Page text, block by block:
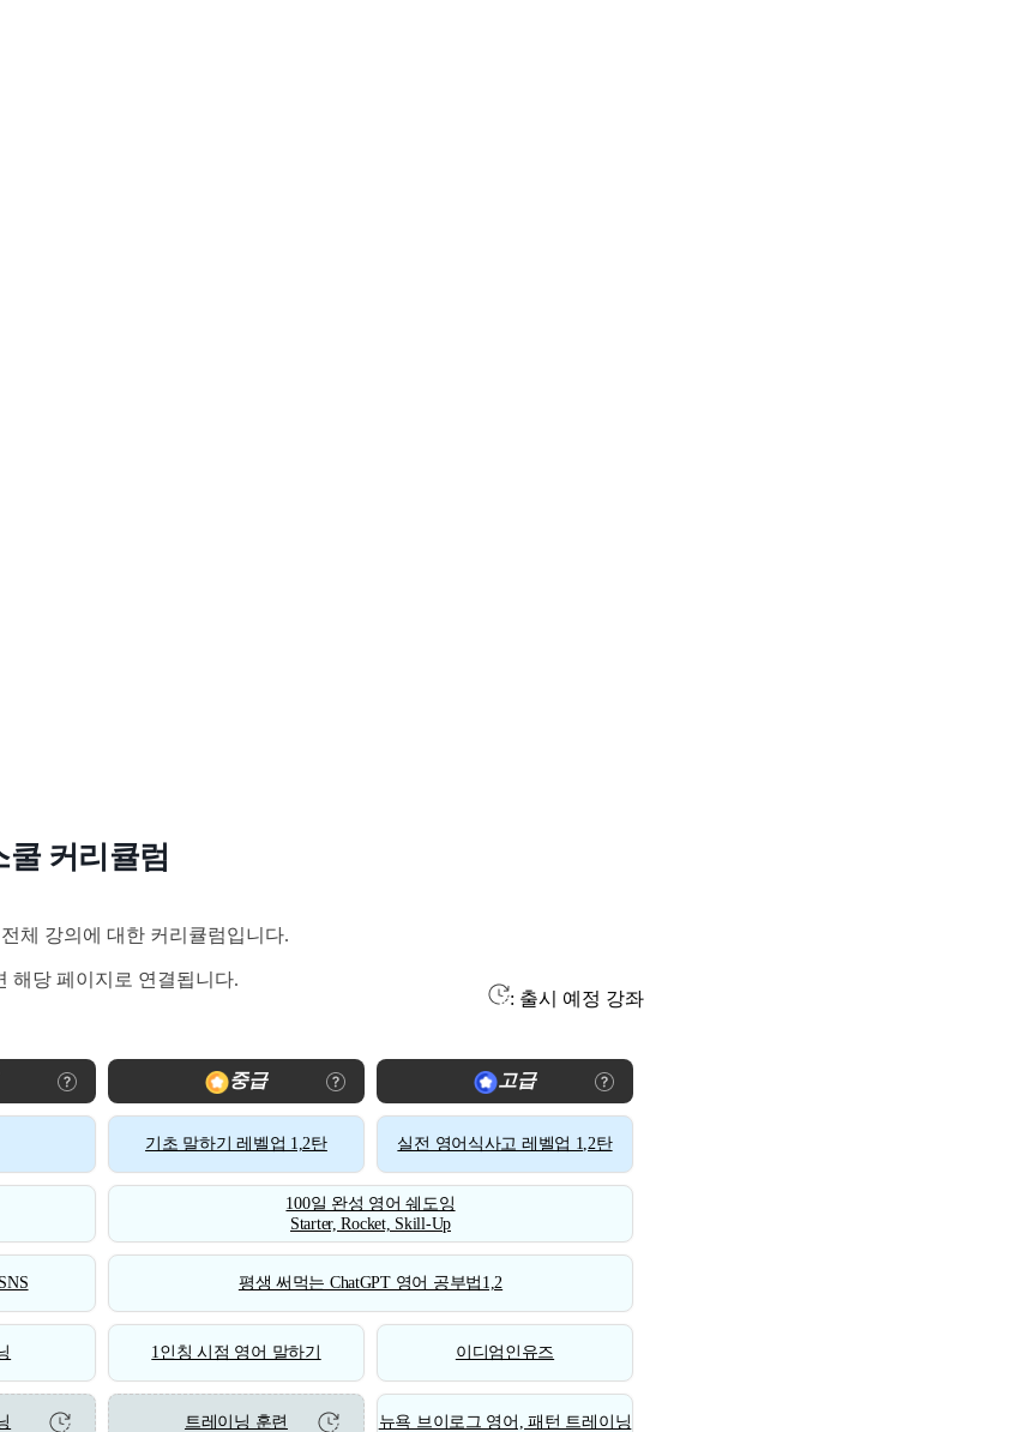
쿨 커리큘럼
체 강의에 대한 커리큘럼입니다.
해당 페이지로 연결됩니다.
: 출시 예정 강좌
중급 고급
기초 말하기 레벨업 1,2탄 실전 영어식사고 레벨업 1,2탄
100일 완성 영어 쉐도잉
Starter, Rocket, Skill-Up
평생 써먹는 ChatGPT 영어 공부법1,2
1인칭 시점 영어 말하기 이디엄인유즈
트레이닝 훈련 뉴욕 브이로그 영어, 패턴 트레이닝